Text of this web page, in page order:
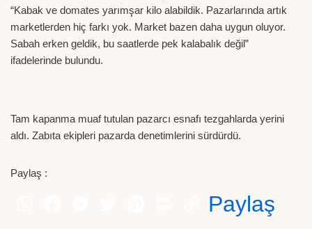
“Kabak ve domates yarımşar kilo alabildik. Pazarlarında artık
marketlerden hiç farkı yok. Market bazen daha uygun oluyor.
Sabah erken geldik, bu saatlerde pek kalabalık değil”
ifadelerinde bulundu.
Tam kapanma muaf tutulan pazarcı esnafı tezgahlarda yerini
aldı. Zabıta ekipleri pazarda denetimlerini sürdürdü.
Paylaş :
Paylaş